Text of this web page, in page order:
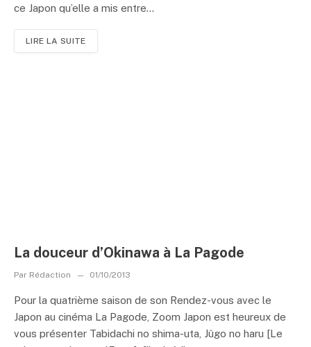
ce Japon qu’elle a mis entre...
LIRE LA SUITE
La douceur d’Okinawa à La Pagode
Par Rédaction 01/10/2013
Pour la quatrième saison de son Rendez-vous avec le
Japon au cinéma La Pagode, Zoom Japon est heureux de
vous présenter Tabidachi no shima-uta, Jûgo no haru [Le